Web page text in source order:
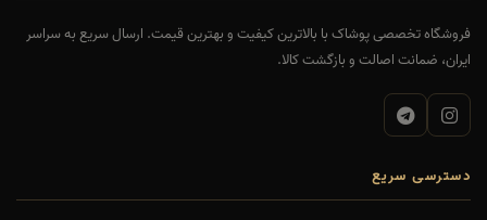
فروشگاه تخصصی پوشاک با بالاترین کیفیت و بهترین قیمت. ارسال سریع به سراسر
ایران، ضمانت اصالت و بازگشت کالا.
دسترسی سریع